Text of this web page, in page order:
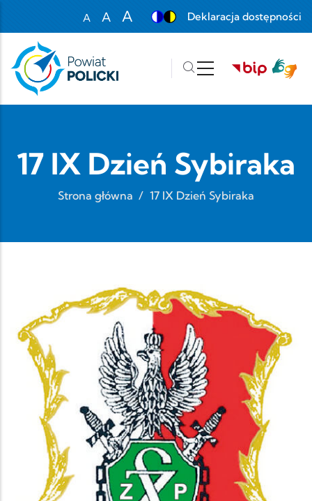
A
Set font size to 100%
A
A
Deklaracja dostępności
17 IX Dzień Sybiraka
Strona główna / 17 IX Dzień Sybiraka